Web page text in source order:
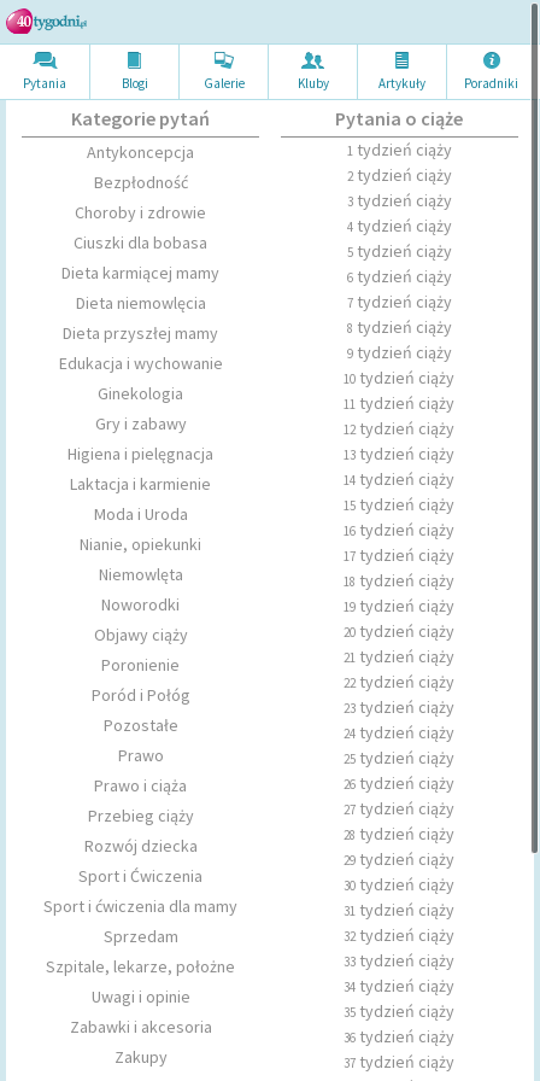
Pytania Blogi Galerie Kluby Artykuły Poradniki
Kategorie pytań
Antykoncepcja
Bezpłodność
Choroby i zdrowie
Ciuszki dla bobasa
Dieta karmiącej mamy
Dieta niemowlęcia
Dieta przyszłej mamy
Edukacja i wychowanie
Ginekologia
Gry i zabawy
Higiena i pielęgnacja
Laktacja i karmienie
Moda i Uroda
Nianie, opiekunki
Niemowlęta
Noworodki
Objawy ciąży
Poronienie
Poród i Połóg
Pozostałe
Prawo
Prawo i ciąża
Przebieg ciąży
Rozwój dziecka
Sport i Ćwiczenia
Sport i ćwiczenia dla mamy
Sprzedam
Szpitale, lekarze, położne
Uwagi i opinie
Zabawki i akcesoria
Zakupy
Pytania o ciąże
1tydzień ciąży
2tydzień ciąży
3tydzień ciąży
4tydzień ciąży
5tydzień ciąży
6tydzień ciąży
7tydzień ciąży
8 tydzień ciąży
9tydzień ciąży
10 tydzień ciąży
11 tydzień ciąży
12tydzień ciąży
13 tydzień ciąży
14 tydzień ciąży
15 tydzień ciąży
16 tydzień ciąży
17 tydzień ciąży
18 tydzień ciąży
19 tydzień ciąży
20 tydzień ciąży
21 tydzień ciąży
22tydzień ciąży
23 tydzień ciąży
24 tydzień ciąży
25 tydzień ciąży
26 tydzień ciąży
27 tydzień ciąży
28 tydzień ciąży
29 tydzień ciąży
30 tydzień ciąży
31 tydzień ciąży
32tydzień ciąży
33 tydzień ciąży
34 tydzień ciąży
35 tydzień ciąży
36 tydzień ciąży
37 tydzień ciąży